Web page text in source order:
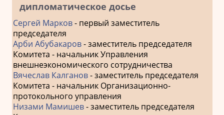
дипломатическое досье
Сергей Марков- первый заместитель
председателя
Арби Абубакаров- заместитель председателя
Комитета - начальник Управления
внешнеэкономического сотрудничества
Вячеслав Калганов- заместитель председателя
Комитета - начальник Организационно-
протокольного управления
Низами Мамишев- заместитель председателя